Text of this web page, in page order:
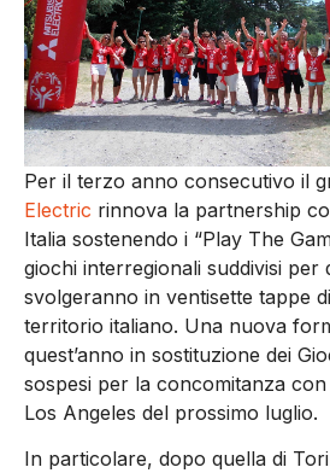
Per il terzo anno consecutivo il
Electric rinnova la partnership
Italia sostenendo i “Play The
giochi interregionali suddivisi per
svolgeranno in ventisette tappe
territorio italiano. Una nuova
quest’anno in sostituzione dei
sospesi per la concomitanza
Los Angeles del prossimo luglio.
In particolare, dopo quella di